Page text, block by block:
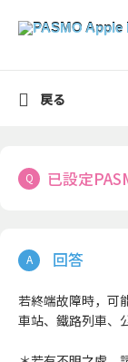
已設定
若終端故障時，可
車站、鐵路列車、
戻る